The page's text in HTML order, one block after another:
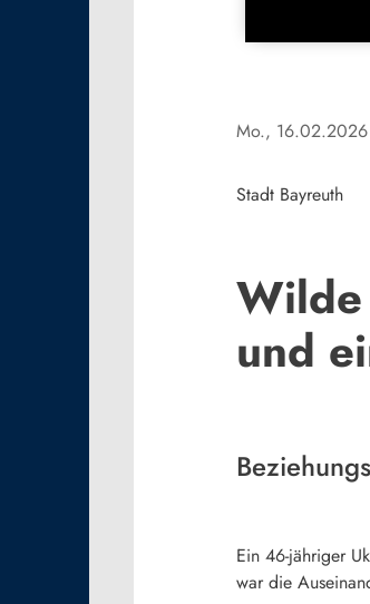
Mo., 16.02.2026
Stadt Bayreuth
und
Ein 46-jähriger
war die